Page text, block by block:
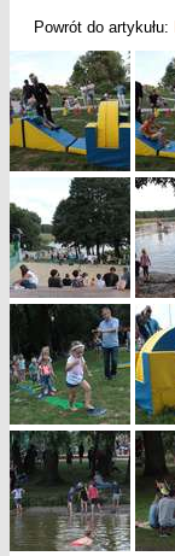
Powrót do artykułu: